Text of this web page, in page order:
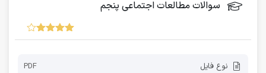
سوالات مطالعات اجتماعی پنجم
نوع فایل PDF